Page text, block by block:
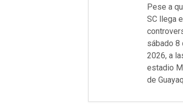
Pese a
SC llega
sábado 8
2026, a
estadio
de